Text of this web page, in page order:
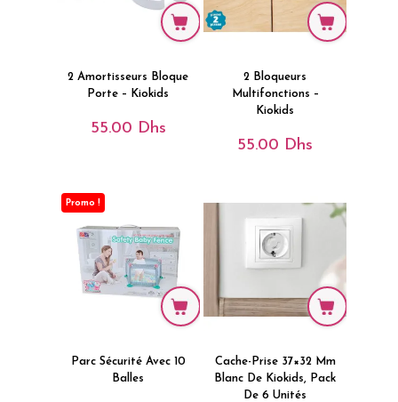
2 Amortisseurs Bloque
Porte – Kiokids
55.00 Dhs
2 Bloqueurs
Multifonctions –
Kiokids
55.00 Dhs
Promo !
Parc Sécurité Avec 10
Balles
Cache-Prise 37×32 Mm
Blanc De Kiokids, Pack
De 6 Unités